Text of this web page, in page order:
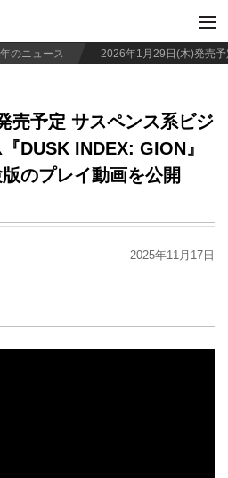
のニュース
売予定 サスペンス系ビジ
DUSK INDEX: GION』
のプレイ動画を公開
2025年11月17日